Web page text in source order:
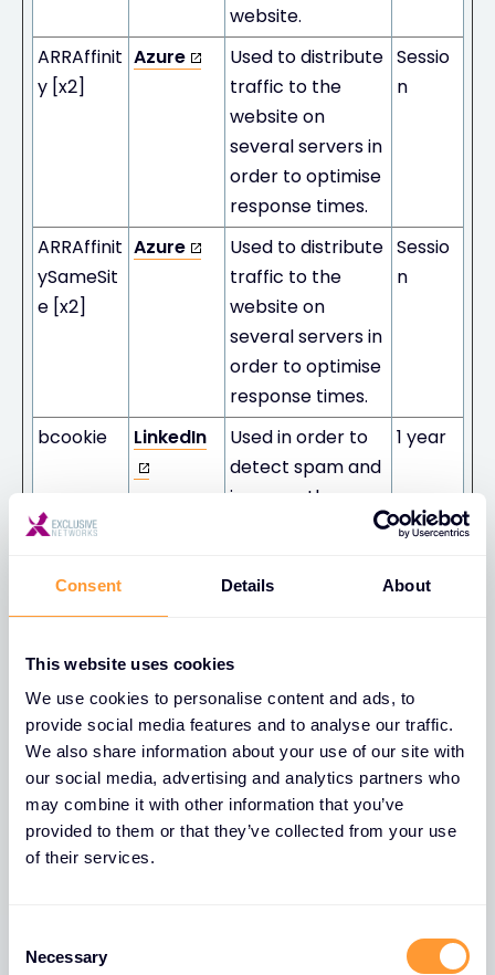
Consent Details About
This website uses cookies
We use cookies to personalise content and ads, to
provide social media features and to analyse our traffic.
We also share information about your use of our site with
our social media, advertising and analytics partners who
may combine it with other information that you’ve
provided to them or that they’ve collected from your use
of their services.
Necessary
website.
ARRAffinit
y [x2]
Azure
Used to distribute
traffic to the
website on
several servers in
order to optimise
response times.
Sessio
n
ARRAffinit
ySameSit
e [x2]
Azure
Used to distribute
traffic to the
website on
several servers in
order to optimise
response times.
Sessio
n
bcookie LinkedIn
Used in order to
detect spam and
improve the
1 year
CookieCo
[x2]
networks.
com
Cookieb
ot
Stores the user's
state for the
current domain
1 year
cookietes
t
HubSpot
This cookie is
used to
determine if the
Sessio
n